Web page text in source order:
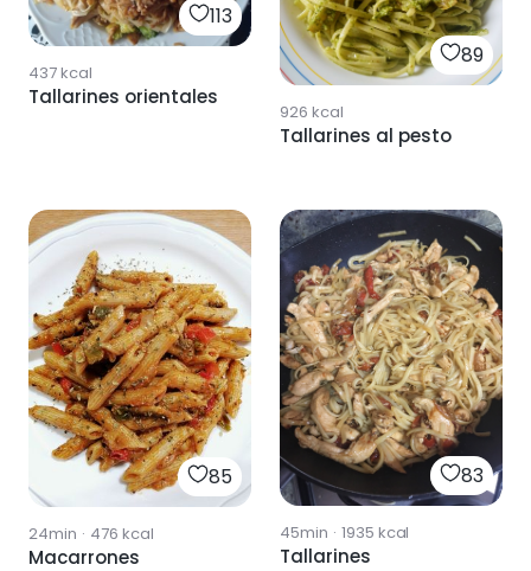
113
437kcal
Tallarines orientales
89
926 kcal
Tallarines al pesto
85
24min · 476 kcal
Macarrones
83
45min · 1935 kcal
Tallarines